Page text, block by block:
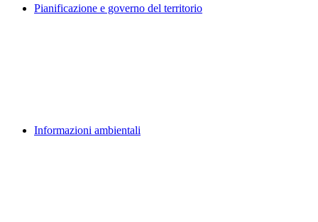
Pianificazione e governo del territorio
Informazioni ambientali